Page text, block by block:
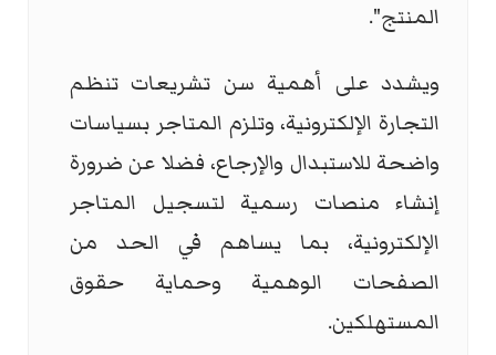
المنتج".
ويشدد على أهمية سن تشريعات تنظم
التجارة الإلكترونية، وتلزم المتاجر بسياسات
واضحة للاستبدال والإرجاع، فضلا عن ضرورة
إنشاء منصات رسمية لتسجيل المتاجر
الإلكترونية، بما يساهم في الحد من
الصفحات الوهمية وحماية حقوق
المستهلكين.